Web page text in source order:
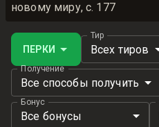
новому миру, с. 177
ПЕРКИ
Тир
Всех тиров
Получение
Все способы получить
Бонус
Все бонусы